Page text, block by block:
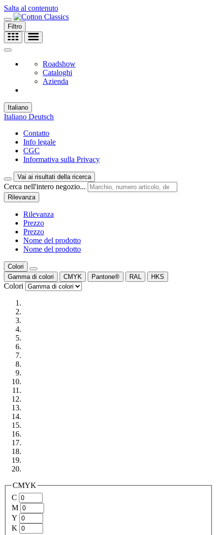
Salta al contenuto
Filtro
Roadshow
Cataloghi
Azienda
Italiano
Italiano Deutsch
Contatto
Info legale
CGC
Informativa sulla Privacy
Vai ai risultati della ricerca
Cerca nell'intero negozio...
Rilevanza
Rilevanza
Prezzo
Prezzo
Nome del prodotto
Nome del prodotto
Colori
Gamma di colori
CMYK Pantone® RAL HKS
Colori
CMYK
C
M
Y
K